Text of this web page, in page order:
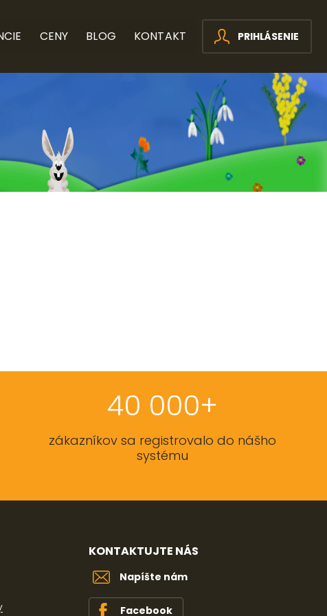
PRIHLÁSENIE
CENY BLOG KONTAKT
40 000+
zákazníkov sa registrovalo do nášho
systému
KONTAKTUJTE NÁS
Napíšte nám
Facebook